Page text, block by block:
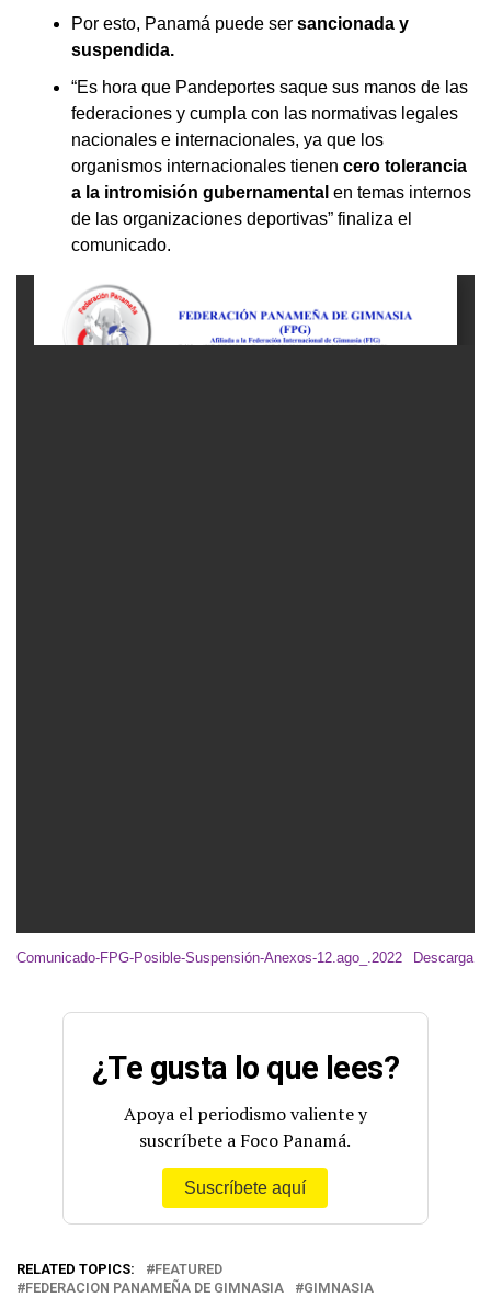
Por esto, Panamá puede ser sancionada y
suspendida.
“Es hora que Pandeportes saque sus manos de las
federaciones y cumpla con las normativas legales
nacionales e internacionales, ya que los
organismos internacionales tienen cero tolerancia
a la intromisión gubernamental en temas internos
de las organizaciones deportivas” finaliza el
comunicado.
Comunicado-FPG-Posible-Suspensión-Anexos-12.ago_.2022 Descarga
¿Te gusta lo que lees?
Apoya el periodismo valiente y
suscríbete a Foco Panamá.
Suscríbete aquí
RELATED TOPICS:
FEATURED
FEDERACION PANAMEÑA DE GIMNASIA
GIMNASIA